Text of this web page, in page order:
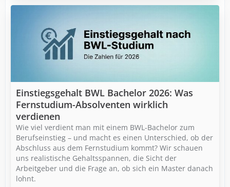
Einstiegsgehalt BWL Bachelor 2026: Was
Fernstudium-Absolventen wirklich
verdienen
Wie viel verdient man mit einem BWL-Bachelor zum
Berufseinstieg – und macht es einen Unterschied, ob der
Abschluss aus dem Fernstudium kommt? Wir schauen
uns realistische Gehaltsspannen, die Sicht der
Arbeitgeber und die Frage an, ob sich ein Master danach
lohnt.